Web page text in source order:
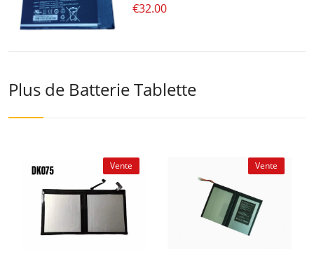
€32.00
Plus de Batterie Tablette
Vente Vente